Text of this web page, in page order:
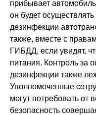
прибывает
он будет
дезинфекции
также, вместе с
ГИБДД, если увидят,
питания. Контроль за
дезинфекции также
Уполномоченные
могут потребовать от
безопасность